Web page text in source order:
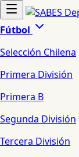
Fútbol
Selección Chilena
Primera División
Primera B
Segunda División
Tercera División